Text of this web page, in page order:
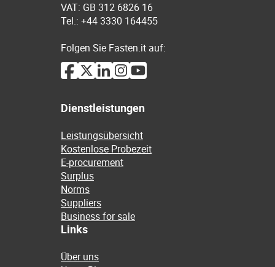
VAT: GB 312 6826 16
Tel.: +44 3330 164455
Folgen Sie Fasten.it auf:
Dienstleistungen
Leistungsübersicht
Kostenlose Probezeit
E-procurement
Surplus
Norms
Suppliers
Business for sale
Links
Über uns